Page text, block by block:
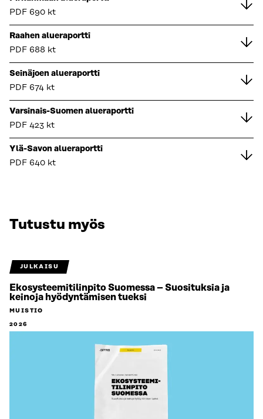
PDF 690 kt
Raahen alueraportti
PDF 688 kt
Seinäjoen alueraportti
PDF 674 kt
Varsinais-Suomen alueraportti
PDF 423 kt
Ylä-Savon alueraportti
PDF 640 kt
Tutustu myös
JULKAISU
Ekosysteemitilinpito Suomessa – Suosituksia ja
keinoja hyödyntämisen tueksi
MUISTIO
2026